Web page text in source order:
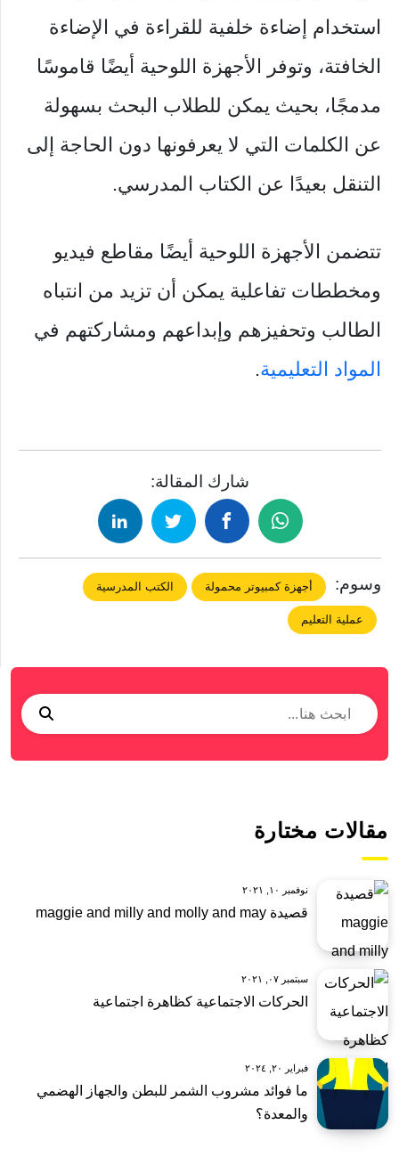
استخدام إضاءة خلفية للقراءة في الإضاءة
الخافتة، وتوفر الأجهزة اللوحية أيضًا قاموسًا
مدمجًا، بحيث يمكن للطلاب البحث بسهولة
عن الكلمات التي لا يعرفونها دون الحاجة إلى
التنقل بعيدًا عن الكتاب المدرسي.
تتضمن الأجهزة اللوحية أيضًا مقاطع فيديو
ومخططات تفاعلية يمكن أن تزيد من انتباه
الطالب وتحفيزهم وإبداعهم ومشاركتهم في
المواد التعليمية.
شارك المقالة:
وسوم: أجهزة كمبيوتر محمولة الكتب المدرسية
عملية التعليم
مقالات مختارة
نوفمبر ١٠, ٢٠٢١
قصيدة maggie and milly and molly and may
سبتمبر ٠٧, ٢٠٢١
الحركات الاجتماعية كظاهرة اجتماعية
فبراير ٢٠, ٢٠٢٤
ما فوائد مشروب الشمر للبطن والجهاز الهضمي
والمعدة؟